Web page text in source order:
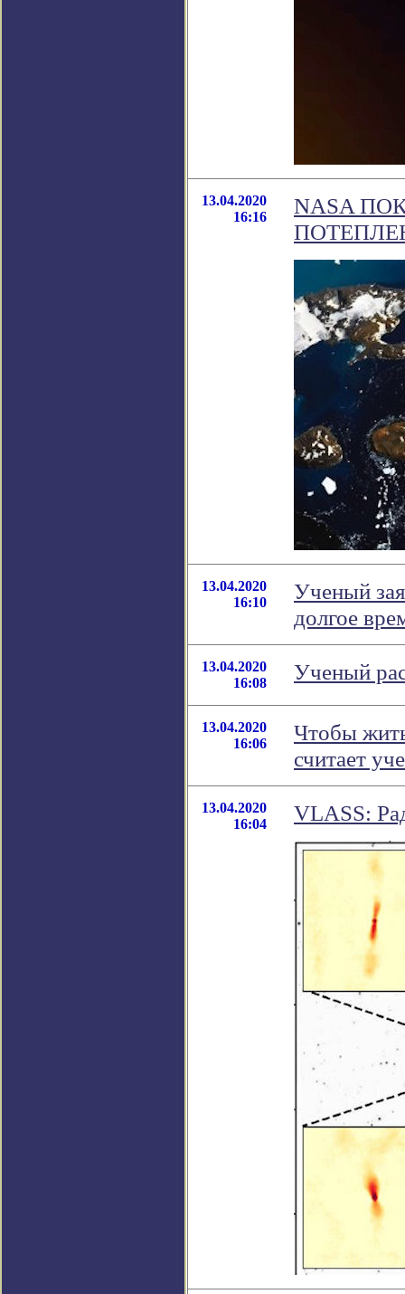
13.04.2020
16:16
NASA
13.04.2020
16:10
Ученый
долгое
13.04.2020
16:08
Ученый
13.04.2020
16:06
Чтобы
считает
13.04.2020
16:04
VLASS: